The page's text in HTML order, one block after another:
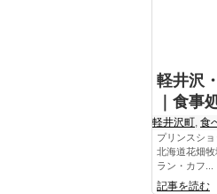
軽井沢
｜食事
軽井沢町, 食
プリンスシ
北海道花畑
ラン・カフ...
記事を読む